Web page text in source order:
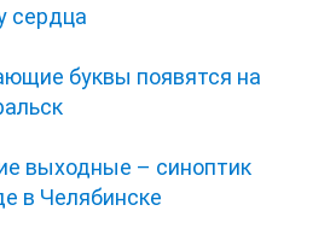
сердца
буквы появятся на
выходные – синоптик
в Челябинске